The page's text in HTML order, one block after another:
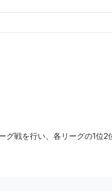
戦を行い、各リーグの1位